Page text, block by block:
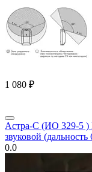
1 080 ₽
Астра-С (ИО 329-5 )
звуковой (дальность
0.0